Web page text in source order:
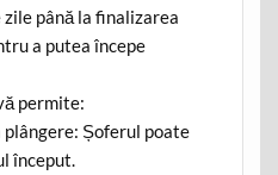
până la finalizarea
a putea începe
permite:
Șoferul poate
început.